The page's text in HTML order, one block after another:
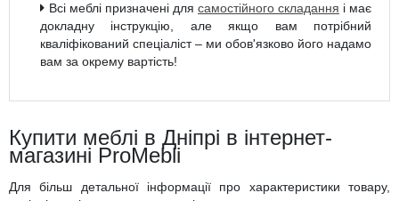
Всі меблі призначені для самостійного складання і має
докладну інструкцію, але якщо вам потрібний
кваліфікований спеціаліст – ми обов'язково його надамо
вам за окрему вартість!
Купити меблі в Дніпрі в інтернет-
магазині ProMebli
Для більш детальної інформації про характеристики товару,